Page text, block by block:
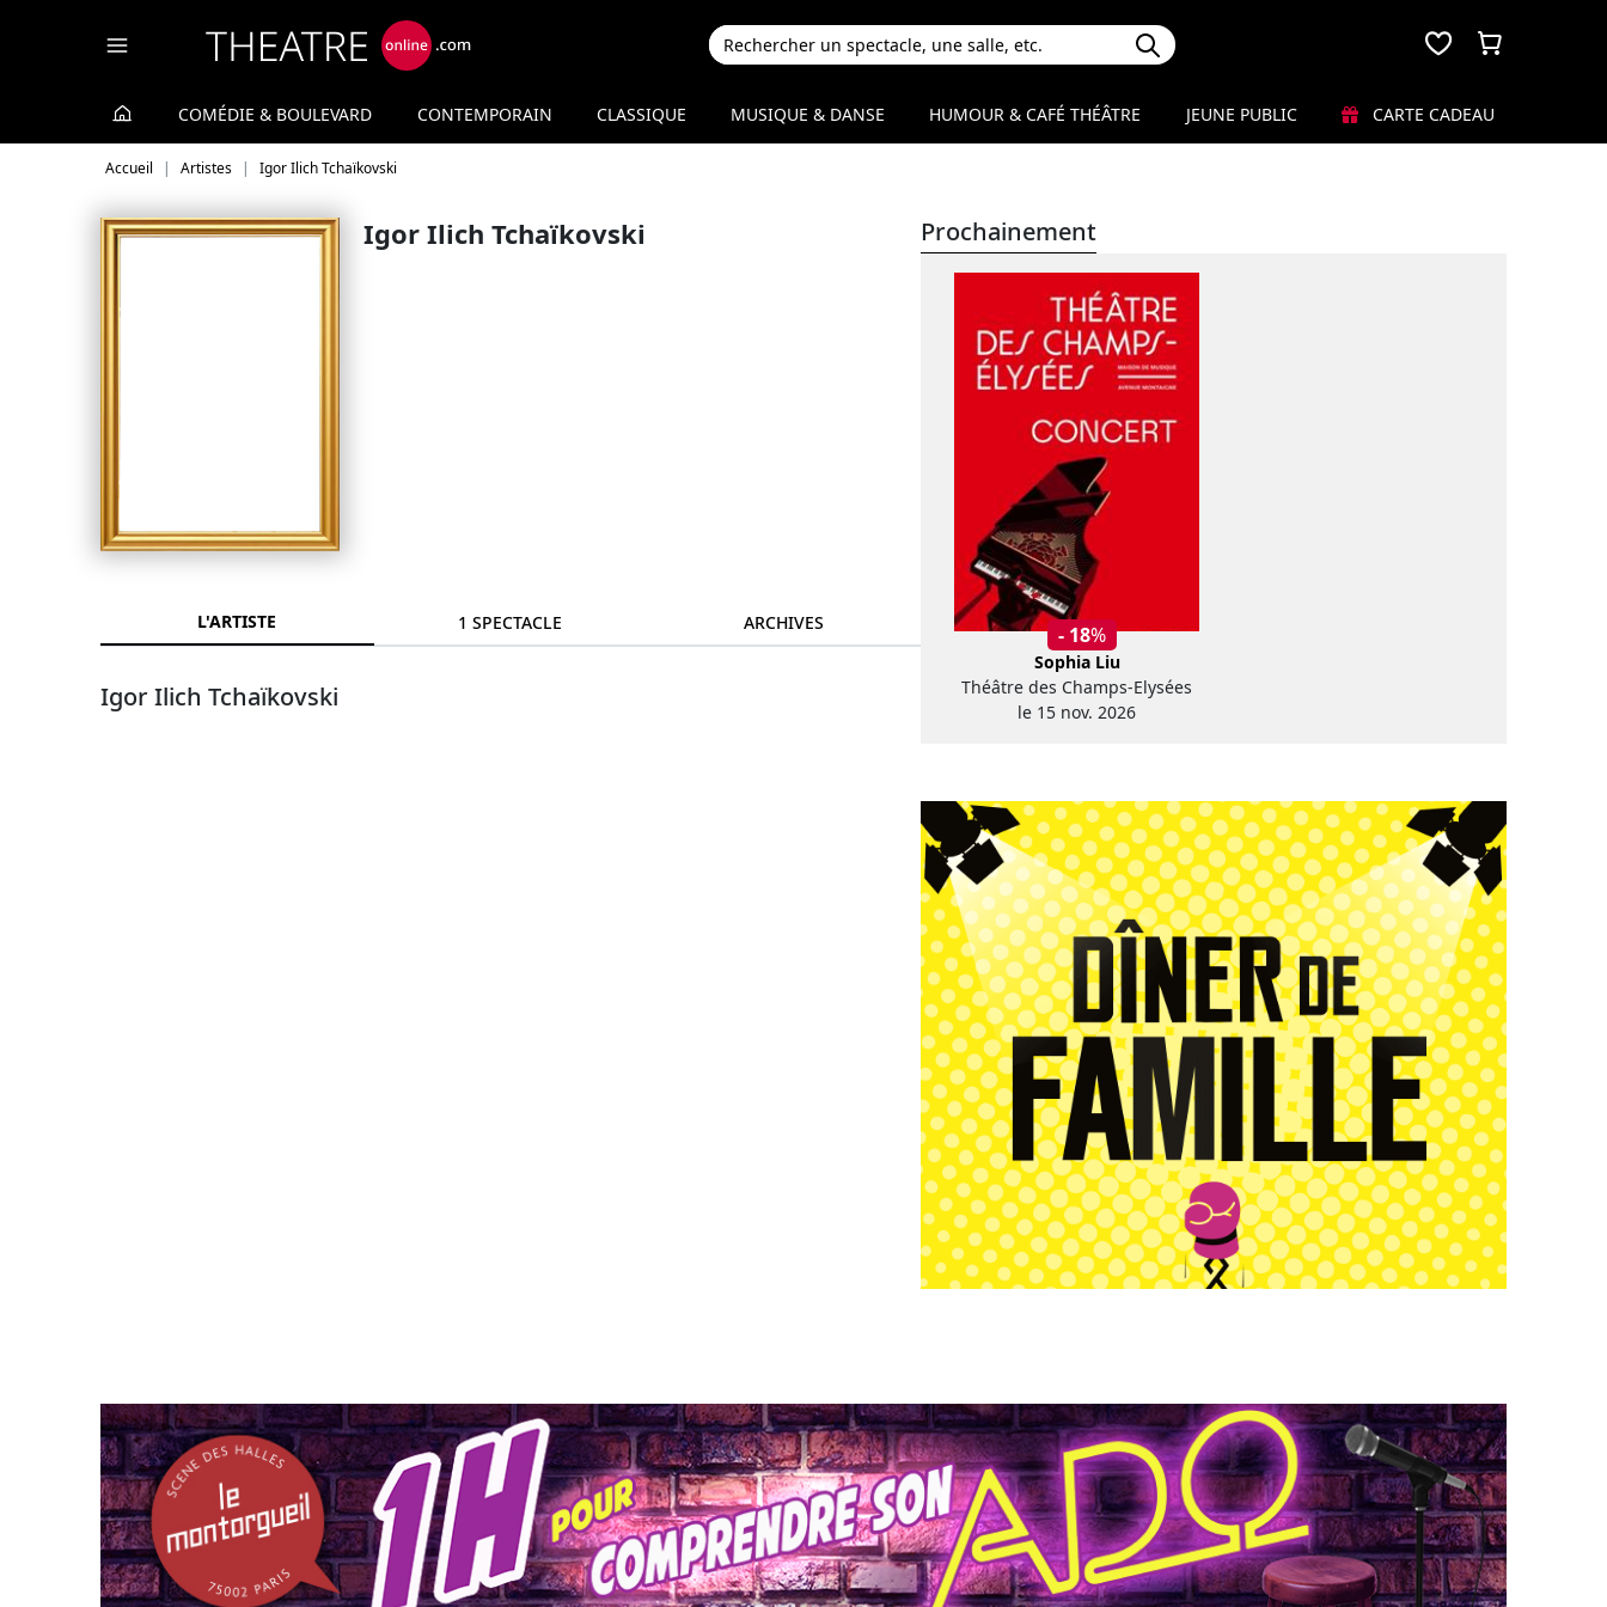
COMÉDIE & BOULEVARD CONTEMPORAIN CLASSIQUE MUSIQUE & DANSE HUMOUR & CAFÉ THÉÂTRE JEUNE PUBLIC CARTE CADEAU
Accueil Artistes Igor Ilich Tchaïkovski
Igor Ilich Tchaïkovski
L'ARTISTE 1 SPECTACLE ARCHIVES
Igor Ilich Tchaïkovski
Prochainement
- 18%
Sophia Liu
Théâtre des Champs-Elysées
le 15 nov. 2026